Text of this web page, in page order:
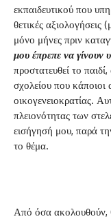
εκπαιδευτικού που
θετικές αξιολογήσεις
μόνο μήνες πριν
μου έπρεπε να γίνουν
προστατευθεί το
σχολείου που
οικογενειοκρατίας.
πλειονότητας των
εισήγησή μου, παρά
το θέμα.
Από όσα ακολουθούν,